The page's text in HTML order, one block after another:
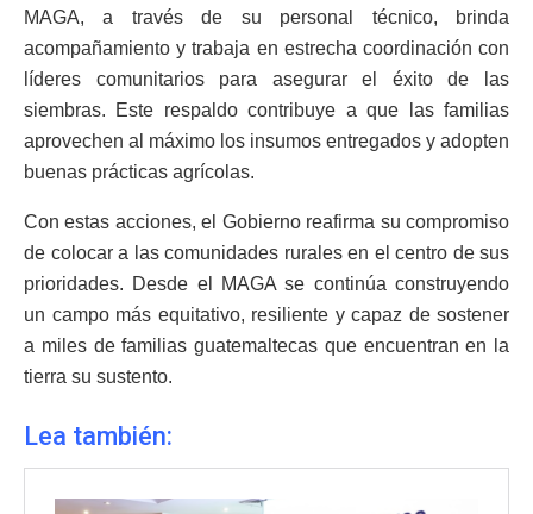
MAGA, a través de su personal técnico, brinda
acompañamiento y trabaja en estrecha coordinación con
líderes comunitarios para asegurar el éxito de las
siembras. Este respaldo contribuye a que las familias
aprovechen al máximo los insumos entregados y adopten
buenas prácticas agrícolas.
Con estas acciones, el Gobierno reafirma su compromiso
de colocar a las comunidades rurales en el centro de sus
prioridades. Desde el MAGA se continúa construyendo
un campo más equitativo, resiliente y capaz de sostener
a miles de familias guatemaltecas que encuentran en la
tierra su sustento.
Lea también: